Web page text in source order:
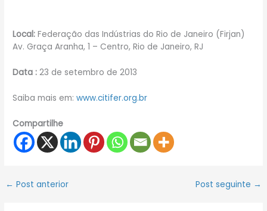
Local:Federação das Indústrias do Rio de Janeiro (Firjan)
Av. Graça Aranha, 1 – Centro, Rio de Janeiro, RJ
Data : 23 de setembro de 2013
Saiba mais em:www.citifer.org.br
Compartilhe
← Post anterior Post seguinte →